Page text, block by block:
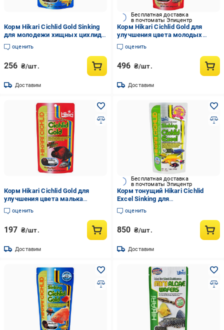
Корм Hikari Cichlid Gold Sinking
для молодежи хищных цихлид
8-15 см S гранулы 3,0-3,4 мм
100 г тонущий (04620)
оценить
256 ₴/шт.
Доставим
Бесплатная доставка
в почтоматы Эпицентр
Корм Hikari Cichlid Gold для
улучшения цвета молодых
цихлид 8-15 см S 3,2-3,7 мм
гранулы 250 г (04228)
оценить
496 ₴/шт.
Доставим
Корм Hikari Cichlid Gold для
улучшения цвета малька
цихлид 4-15 см гранулы SS 1,7-
2,0 мм 57 г (04111)
оценить
197 ₴/шт.
Доставим
Бесплатная доставка
в почтоматы Эпицентр
Корм тонущий Hikari Cichlid
Excel Sinking для
растительноядных цихлид
гранулы 3,5-4,0 мм 342 г (14633)
оценить
850 ₴/шт.
Доставим